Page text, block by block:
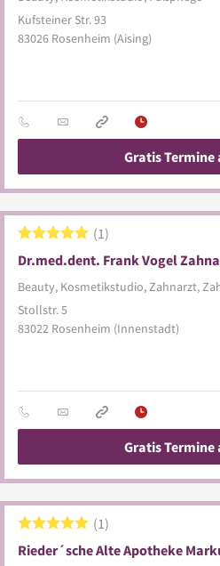
Kufsteiner Str. 93
83026 Rosenheim (Aising)
Gratis Termine
Dr.med.dent. Frank Vogel
Beauty, Kosmetikstudio, Zahnarzt,
1
Stollstr. 5
83022 Rosenheim (Innenstadt)
Gratis Termine
Rieder´sche Alte Apotheke
1